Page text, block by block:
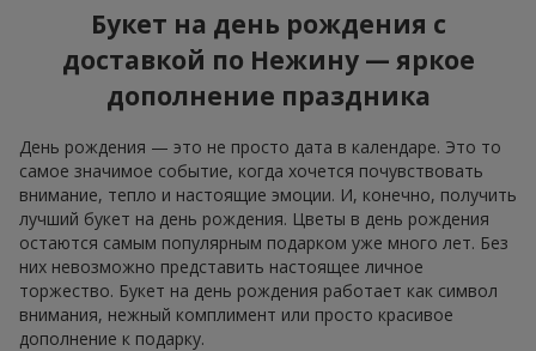
Букет на день рождения с
доставкой по Нежину — яркое
дополнение праздника
День рождения — это не просто дата в календаре. Это то
самое значимое событие, когда хочется почувствовать
внимание, тепло и настоящие эмоции. И, конечно, получить
лучший букет на день рождения. Цветы в день рождения
остаются самым популярным подарком уже много лет. Без
них невозможно представить настоящее личное
торжество. Букет на день рождения работает как символ
внимания, нежный комплимент или просто красивое
дополнение к подарку.